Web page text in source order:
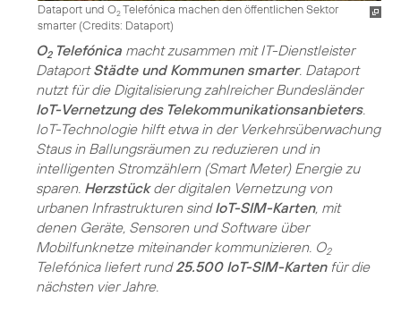
Dataport und O2Telefónica machen den öffentlichen Sektor
smarter (Credits: Dataport)
O2Telefónica macht zusammen mit IT-Dienstleister
DataportStädte und Kommunen smarter. Dataport
nutzt für die Digitalisierung zahlreicher Bundesländer
IoT-Vernetzung des Telekommunikationsanbieters.
IoT-Technologie hilft etwa in der Verkehrsüber­wachung
Staus in Ballungsräumen zu reduzieren und in
intelligenten Stromzählern (Smart Meter) Energie zu
sparen. Herzstückder digitalen Vernetzung von
urbanen Infrastrukturen sindIoT-SIM-Karten, mit
denen Geräte, Sensoren und Software über
Mobilfunknetze miteinander kommunizieren. O2
Telefónica liefert rund25.500 IoT-SIM-Kartenfür die
nächsten vier Jahre.